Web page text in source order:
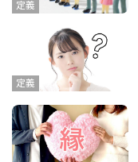
定義
定義